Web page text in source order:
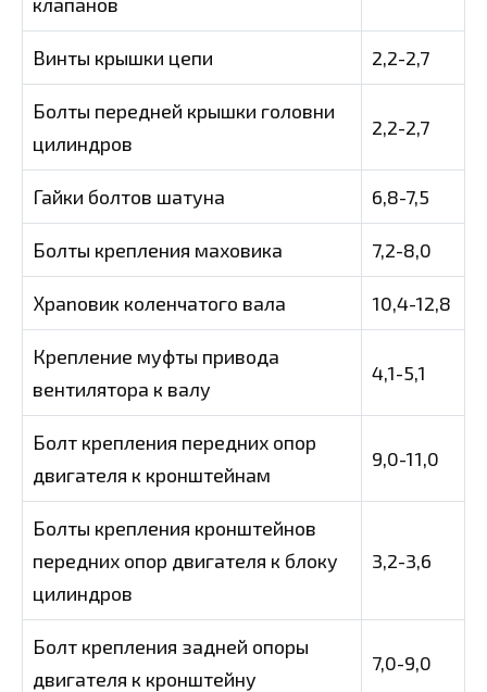
Винты крышки цепи 2,2-2,7
Болты передней крышки головни
цилиндров
2,2-2,7
Гайки болтов шатуна 6,8-7,5
Болты крепления маховика 7,2-8,0
Хрanовик коленчатого вала 10,4-12,8
Крепление муфты привода
вентилятора к валу
4,1-5,1
Болт крепления передних опор
двигателя к кронштейнам
9,0-11,0
Болты крепления кронштейнов
передних опор двигателя к блоку
цилиндров
3,2-3,6
Болт крепления задней опоры
двигателя к кронштейну
7,0-9,0